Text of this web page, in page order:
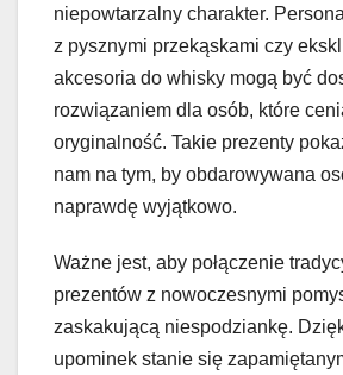
niepowtarzalny charakter.
z pysznymi przekąskami czy
akcesoria do whisky mogą być
rozwiązaniem dla osób, które
oryginalność. Takie prezenty
nam na tym, by obdarowywana
naprawdę wyjątkowo.
Ważne jest, aby połączenie
prezentów z nowoczesnymi
zaskakującą niespodziankę.
upominek stanie się